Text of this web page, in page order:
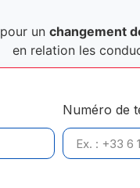
un changement
en relation les
Numéro de